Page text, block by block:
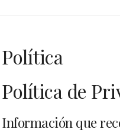
Política
Política de
Información que